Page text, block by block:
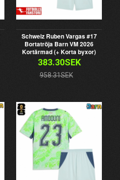
Schweiz Ruben Vargas #17
Bortatröja Barn VM 2026
Kortärmad (+ Korta byxor)
383.30SEK
958.31SEK